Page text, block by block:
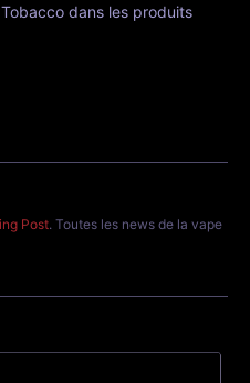
dans les produits
Post. Toutes les news de la vape